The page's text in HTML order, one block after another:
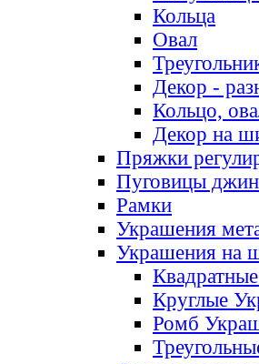
Кольца
Овал
Декор -
Кольцо,
Декор на
Пряжки
Пуговицы
Рамки
Украшения
Украшения на
Круглые
Ромб